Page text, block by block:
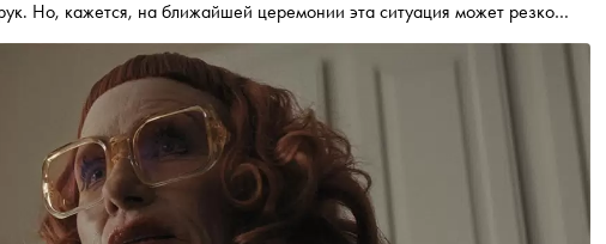
Но, кажется, на ближайшей церемонии эта ситуация может резко
Киноакадемики наконец начали воспринимать хорроры
в ситуации и вспоминает фильмы ужасов, на которые премия «Оскар»
за свою почти 100-летнюю историю